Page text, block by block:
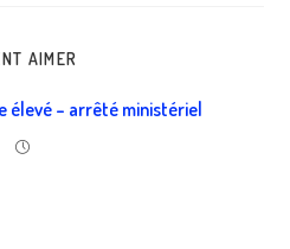
AIMER
élevé – arrêté ministériel